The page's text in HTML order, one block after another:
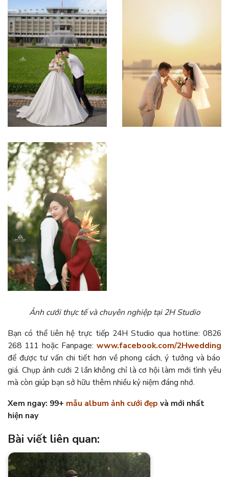
Ảnh cưới thực tế và chuyên nghiệp tại 2H Studio
Bạn có thể liên hệ trực tiếp 24H Studio qua hotline: 0826
268 111 hoặc Fanpage: www.facebook.com/2Hwedding
để được tư vấn chi tiết hơn về phong cách, ý tưởng và báo
giá. Chụp ảnh cưới 2 lần không chỉ là cơ hội làm mới tình yêu
mà còn giúp bạn sở hữu thêm nhiều kỷ niệm đáng nhớ.
Xem ngay: 99+ mẫu album ảnh cưới đẹp và mới nhất
hiện nay
Bài viết liên quan: